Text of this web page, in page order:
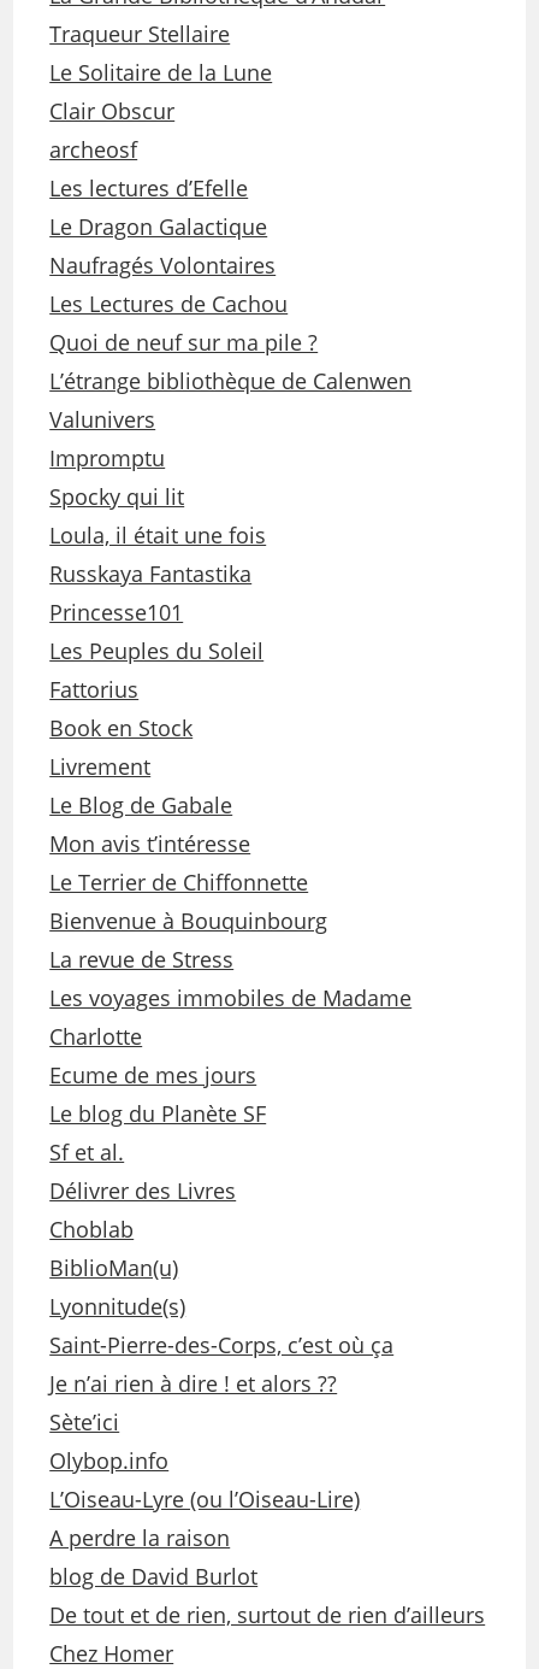
Traqueur Stellaire
Le Solitaire de la Lune
Clair Obscur
archeosf
Les lectures d’Efelle
Le Dragon Galactique
Naufragés Volontaires
Les Lectures de Cachou
Quoi de neuf sur ma pile ?
L’étrange bibliothèque de Calenwen
Valunivers
Impromptu
Spocky qui lit
Loula, il était une fois
Russkaya Fantastika
Princesse101
Les Peuples du Soleil
Fattorius
Book en Stock
Livrement
Le Blog de Gabale
Mon avis t’intéresse
Le Terrier de Chiffonnette
Bienvenue à Bouquinbourg
La revue de Stress
Les voyages immobiles de Madame
Charlotte
Ecume de mes jours
Le blog du Planète SF
Sf et al.
Délivrer des Livres
Choblab
BiblioMan(u)
Lyonnitude(s)
Saint-Pierre-des-Corps, c’est où ça
Je n’ai rien à dire ! et alors ??
Sète’ici
Olybop.info
L’Oiseau-Lyre (ou l’Oiseau-Lire)
A perdre la raison
blog de David Burlot
De tout et de rien, surtout de rien d’ailleurs
Chez Homer